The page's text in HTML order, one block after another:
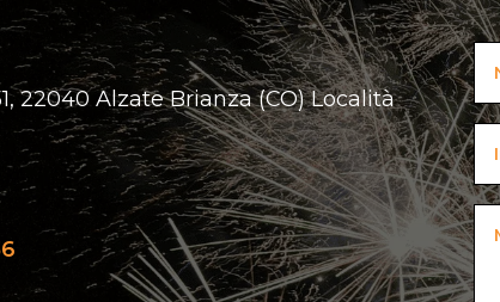
22040 Alzate Brianza (CO) Località